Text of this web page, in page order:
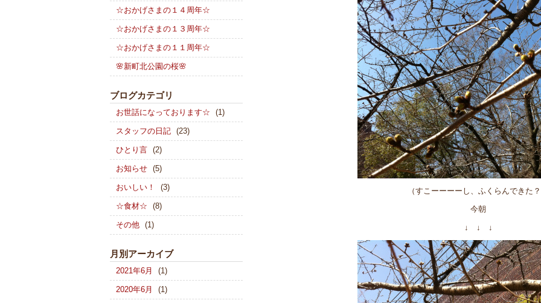
（すこーーーーし、ふくらんできた
今朝
↓ ↓ ↓
☆おかげさまの１４周年☆
☆おかげさまの１３周年☆
☆おかげさまの１１周年☆
🌸新町北公園の桜🌸
ブログカテゴリ
お世話になっております☆ (1)
スタッフの日記 (23)
ひとり言 (2)
お知らせ (5)
おいしい！ (3)
☆食材☆ (8)
その他 (1)
月別アーカイブ
2021年6月 (1)
2020年6月 (1)